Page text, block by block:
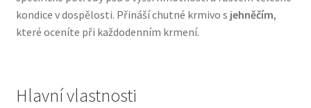
Happy Dog — Německá kvalita a přirozené složení
kondice v dospělosti. Přináší chutné krmivo s jehněčím,
které oceníte při každodenním krmení.
Hlavní vlastnosti